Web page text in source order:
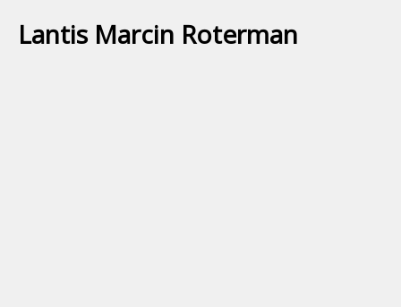
Lantis Marcin Roterman